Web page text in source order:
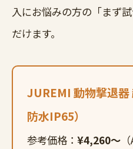
入にお悩みの方の「まず
だけます。
JUREMI 動物撃退器
防水IP65）
参考価格： ¥4,260〜